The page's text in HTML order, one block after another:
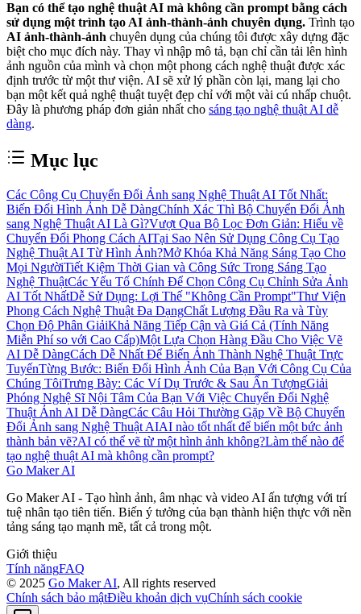
Bạn có thể tạo nghệ thuật AI mà không cần prompt bằng cách
sử dụng một trình tạo AI ảnh-thành-ảnh chuyên dụng. Trình tạo
AI ảnh-thành-ảnh chuyên dụng của chúng tôi được xây dựng đặc
biệt cho mục đích này. Thay vì nhập mô tả, bạn chỉ cần tải lên hình
ảnh nguồn của mình và chọn một phong cách nghệ thuật được xác
định trước từ một thư viện. AI sẽ xử lý phần còn lại, mang lại cho
bạn một kết quả nghệ thuật tuyệt đẹp chỉ với một vài cú nhấp chuột.
Đây là phương pháp đơn giản nhất cho sáng tạo nghệ thuật AI dễ
dàng.
Mục lục
Các Công Cụ Chuyển Đổi Ảnh sang Nghệ Thuật AI Tốt Nhất:
Biến Đổi Hình Ảnh Dễ DàngChính Xác Thì Bộ Chuyển Đổi Ảnh
sang Nghệ Thuật AI Là Gì?Vượt Qua Bộ Lọc Đơn Giản: Hiểu về
Chuyển Đổi Phong Cách AITại Sao Nên Sử Dụng Công Cụ Tạo
Nghệ Thuật AI Từ Hình Ảnh?Mở Khóa Khả Năng Sáng Tạo Cho
Mọi NgườiTiết Kiệm Thời Gian và Công Sức Trong Sáng Tạo
Nghệ ThuậtCác Yếu Tố Chính Để Chọn Công Cụ Chỉnh Sửa Ảnh
AI Tốt NhấtDễ Sử Dụng: Lợi Thế "Không Cần Prompt"Thư Viện
Phong Cách Nghệ Thuật Đa DạngChất Lượng Đầu Ra và Tùy
Chọn Độ Phân GiảiKhả Năng Tiếp Cận và Giá Cả (Tính Năng
Miễn Phí so với Cao Cấp)Một Lựa Chọn Hàng Đầu Cho Việc Vẽ
AI Dễ DàngCách Dễ Nhất Để Biến Ảnh Thành Nghệ Thuật Trực
TuyếnTừng Bước: Biến Đổi Hình Ảnh Của Bạn Với Công Cụ Của
Chúng TôiTrưng Bày: Các Ví Dụ Trước & Sau Ấn TượngGiải
Phóng Nghệ Sĩ Nội Tâm Của Bạn Với Việc Chuyển Đổi Nghệ
Thuật Ảnh AI Dễ DàngCác Câu Hỏi Thường Gặp Về Bộ Chuyển
Đổi Ảnh sang Nghệ Thuật AIAI nào tốt nhất để biến một bức ảnh
thành bản vẽ?AI có thể vẽ từ một hình ảnh không?Làm thế nào để
tạo nghệ thuật AI mà không cần prompt?
Go Maker AI
Go Maker AI - Tạo hình ảnh, âm nhạc và video AI ấn tượng với trí
tuệ nhân tạo tiên tiến. Biến ý tưởng của bạn thành hiện thực với nền
tảng sáng tạo mạnh mẽ, tất cả trong một.
Giới thiệu
Tính năngFAQ
© 2025 Go Maker AI, All rights reserved
Chính sách bảo mậtĐiều khoản dịch vụChính sách cookie